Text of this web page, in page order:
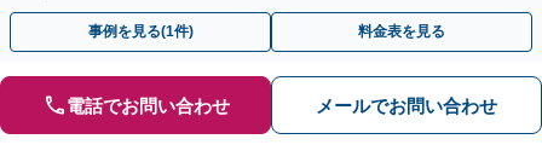
応・納得できる解決を」「刑事裁判のニーズにも対応」
事例を見る(1件) 料金表を見る
電話でお問い合わせ メールでお問い合わせ